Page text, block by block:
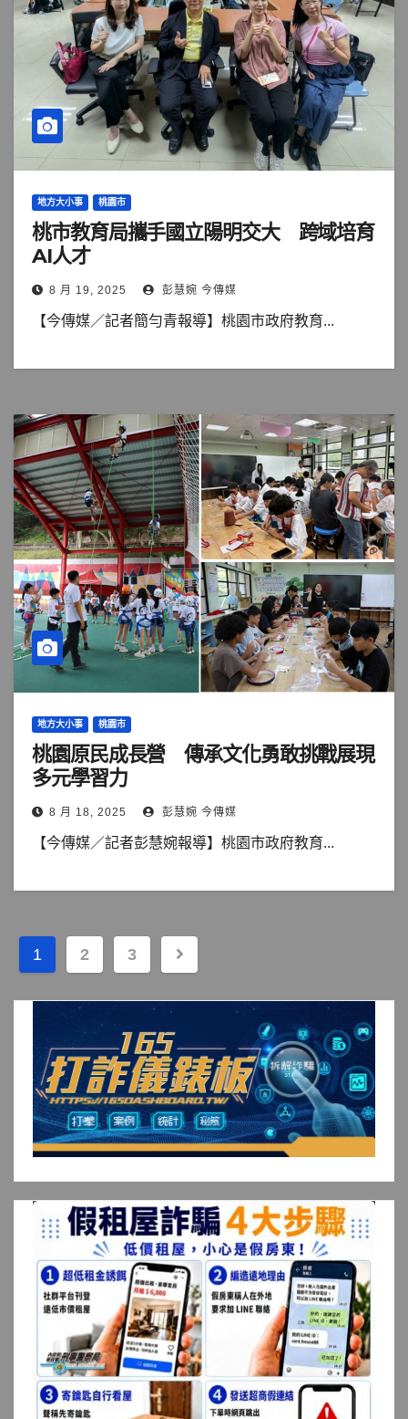
地方大小事 桃園市
桃市教育局攜手國立陽明交大 跨域培育
AI人才
8 月 19, 2025 彭慧婉 今傳媒
【今傳媒／記者簡勻青報導】桃園市政府教育...
地方大小事 桃園市
桃園原民成長營 傳承文化勇敢挑戰展現
多元學習力
8 月 18, 2025 彭慧婉 今傳媒
【今傳媒／記者彭慧婉報導】桃園市政府教育...
文
章
頁
1 2 3